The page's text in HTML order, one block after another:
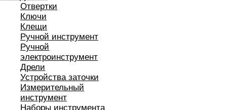
Отвертки
Ключи
Клещи
Ручной инструмент
Ручной
электроинструмент
Дрели
Устройства заточки
Измерительный
инструмент
Наборы инструмента